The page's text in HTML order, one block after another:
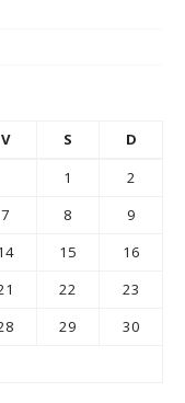
V S
D
1
2
7 8
9
15
16
22
23
29
30